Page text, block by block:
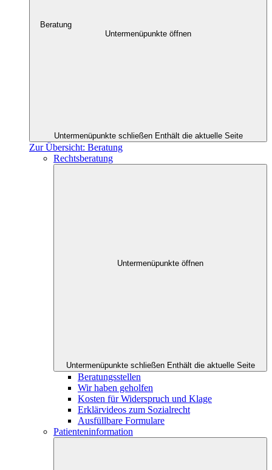
Beratung
Untermenüpunkte öffnen
Untermenüpunkte schließen Enthält die aktuelle Seite
Zur Übersicht: Beratung
Rechtsberatung
Untermenüpunkte öffnen
Untermenüpunkte schließen Enthält die aktuelle Seite
Beratungsstellen
Wir haben geholfen
Kosten für Widerspruch und Klage
Erklärvideos zum Sozialrecht
Ausfüllbare Formulare
Patienteninformation